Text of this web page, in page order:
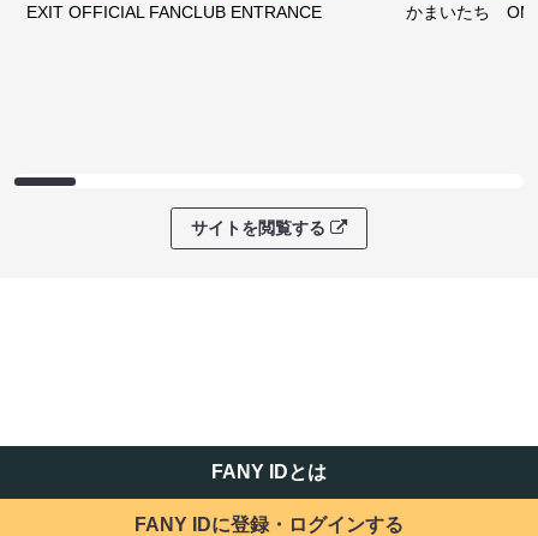
EXIT OFFICIAL FANCLUB ENTRANCE かまいたち
サイトを閲覧する
FANY IDとは
FANY IDに登録・ログインする